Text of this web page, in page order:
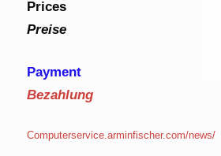
Prices
Preise
Payment
Bezahlung
Computerservice.arminfischer.com/news/